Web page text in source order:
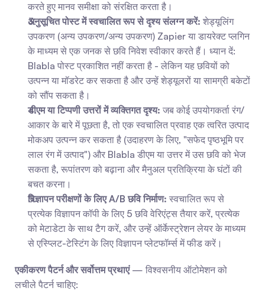
करते हुए मानव समीक्षा को संरक्षित करता है।
अनुसूचित पोस्ट में स्वचालित रूप से दृश्य संलग्न करें: शेड्यूलिंग
उपकरण (अन्य उपकरण/अन्य उपकरण) Zapier या डायरेक्ट प्लगिन
के माध्यम से एक जनक से छवि निवेश स्वीकार करते हैं। ध्यान दें:
Blabla पोस्ट प्रकाशित नहीं करता है - लेकिन यह छवियों को
उत्पन्न या मॉडरेट कर सकता है और उन्हें शेड्यूलरों या सामग्री बकेटों
को सौंप सकता है।
डीएम या टिप्पणी उत्तरों में व्यक्तिगत दृश्य: जब कोई उपयोगकर्ता रंग/
आकार के बारे में पूछता है, तो एक स्वचालित प्रवाह एक त्वरित उत्पाद
मोकअप उत्पन्न कर सकता है (उदाहरण के लिए, "सफेद पृष्ठभूमि पर
लाल रंग में उत्पाद") और Blabla डीएम या उत्तर में उस छवि को भेज
सकता है, रूपांतरण को बढ़ाना और मैनुअल प्रतिक्रिया के घंटों की
बचत करना।
विज्ञापन परीक्षणों के लिए A/B छवि निर्माण: स्वचालित रूप से
प्रत्येक विज्ञापन कॉपी के लिए 5 छवि वेरिएंट्स तैयार करें, प्रत्येक
को मेटाडेटा के साथ टैग करें, और उन्हें ऑर्केस्ट्रेशन लेयर के माध्यम
से एस्प्लिट-टेस्टिंग के लिए विज्ञापन प्लेटफॉर्म्स में फीड करें।
एकीकरण पैटर्न और सर्वोत्तम प्रथाएं — विश्वसनीय ऑटोमेशन को
लचीले पैटर्न चाहिए: